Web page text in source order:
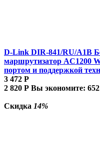
D-Link DIR-841/RU/A1B
маршрутизатор AC1200
портом и поддержкой
3 472 Р
2 820 Р Вы экономите: 652
Скидка 14%